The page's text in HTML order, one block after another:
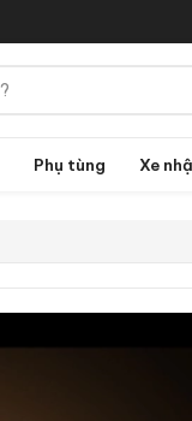
Phụ tùng Xe